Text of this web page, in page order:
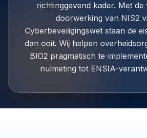
richtinggevend kader. Met de
doorwerking van NIS2
Cyberbeveiligingswet staan de
dan ooit. Wij helpen
BIO2 pragmatisch te
nulmeting tot ENSIA-